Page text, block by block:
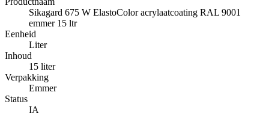
Sikagard 675 W ElastoColor acrylaatcoating RAL 9001
emmer 15 ltr
Eenheid
Liter
Inhoud
15 liter
Verpakking
Emmer
Status
IA